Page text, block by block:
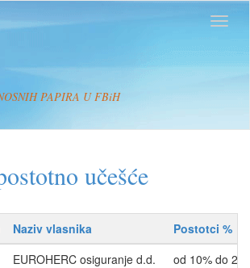
PAPIRA U FBiH
učešće
Naziv vlasnika
Postotci %
EUROHERC osiguranje d.d.
od 10% do